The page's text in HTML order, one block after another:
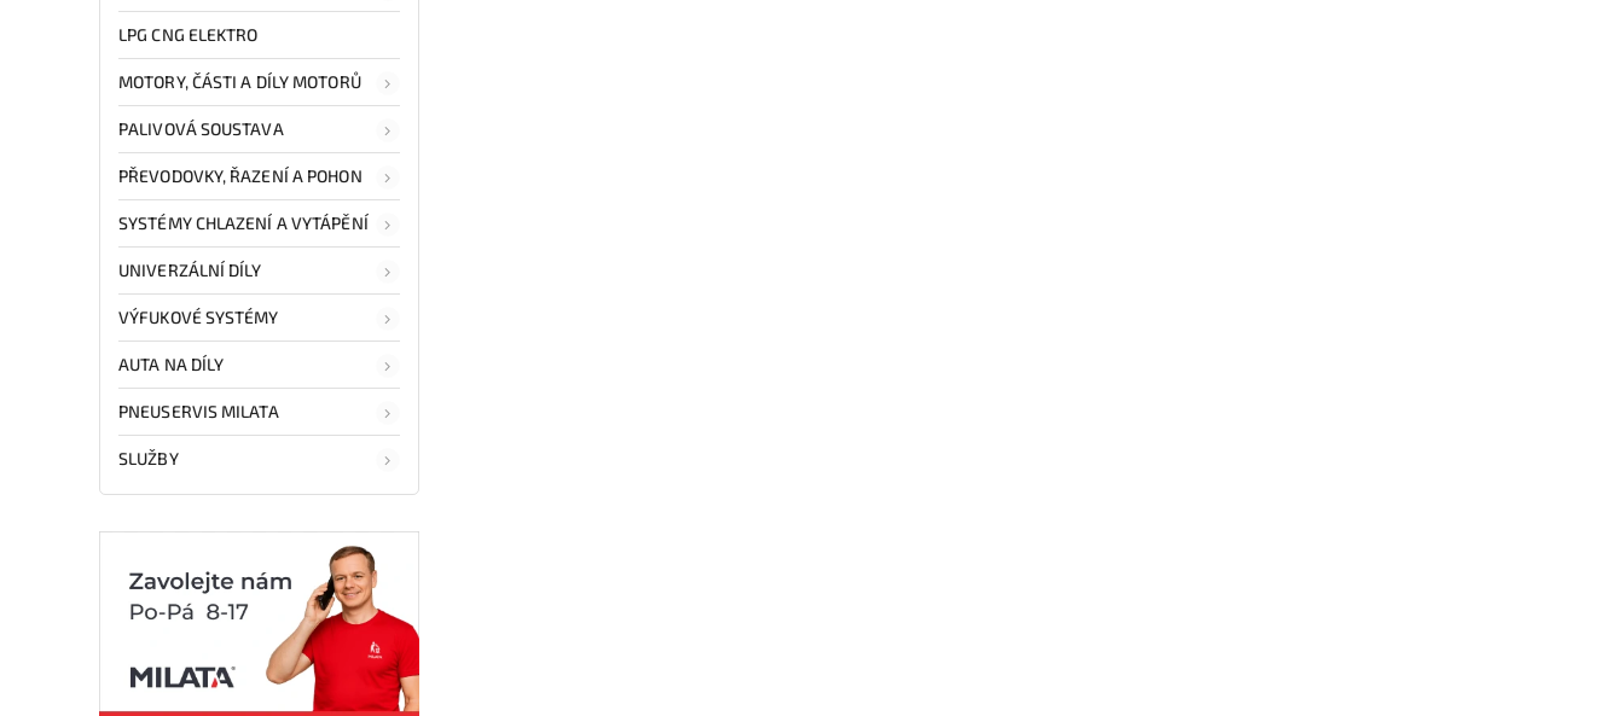
LPG CNG ELEKTRO
MOTORY, ČÁSTI A DÍLY MOTORŮ
PALIVOVÁ SOUSTAVA
PŘEVODOVKY, ŘAZENÍ A POHON
SYSTÉMY CHLAZENÍ A VYTÁPĚNÍ
UNIVERZÁLNÍ DÍLY
VÝFUKOVÉ SYSTÉMY
AUTA NA DÍLY
PNEUSERVIS MILATA
SLUŽBY